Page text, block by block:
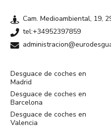
Cam. Medioambiental, 19,
tel:+34952397859
Desguace de coches en
Madrid
Desguace de coches en
Barcelona
Desguace de coches en
Valencia